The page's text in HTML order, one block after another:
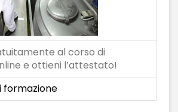
al corso di
e ottieni l’attestato!
formazione